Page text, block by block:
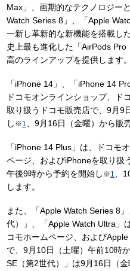
Max」、画期的なテクノロジー
Watch Series 8」、「Apple
一新し革新的な新機能を搭載し
史上最も進化した「AirPods
高のラインアップを提供します。
「iPhone 14」、「iPhone 14
ドコモオンラインショップ、ド
取り扱うドコモ販売店で、9月9
し ※1 、9月16日（金曜）から販
「iPhone 14 Plus」は、ドコモ
ページ、およびiPhoneを取り扱
午後9時から予約を開始し ※1
、
します。
また、「Apple Watch Series 8
代）」、「Apple Watch Ultra」
コモホームページ、および
で、9月10日（土曜）午前10時
SE（第2世代）」は9月16日（